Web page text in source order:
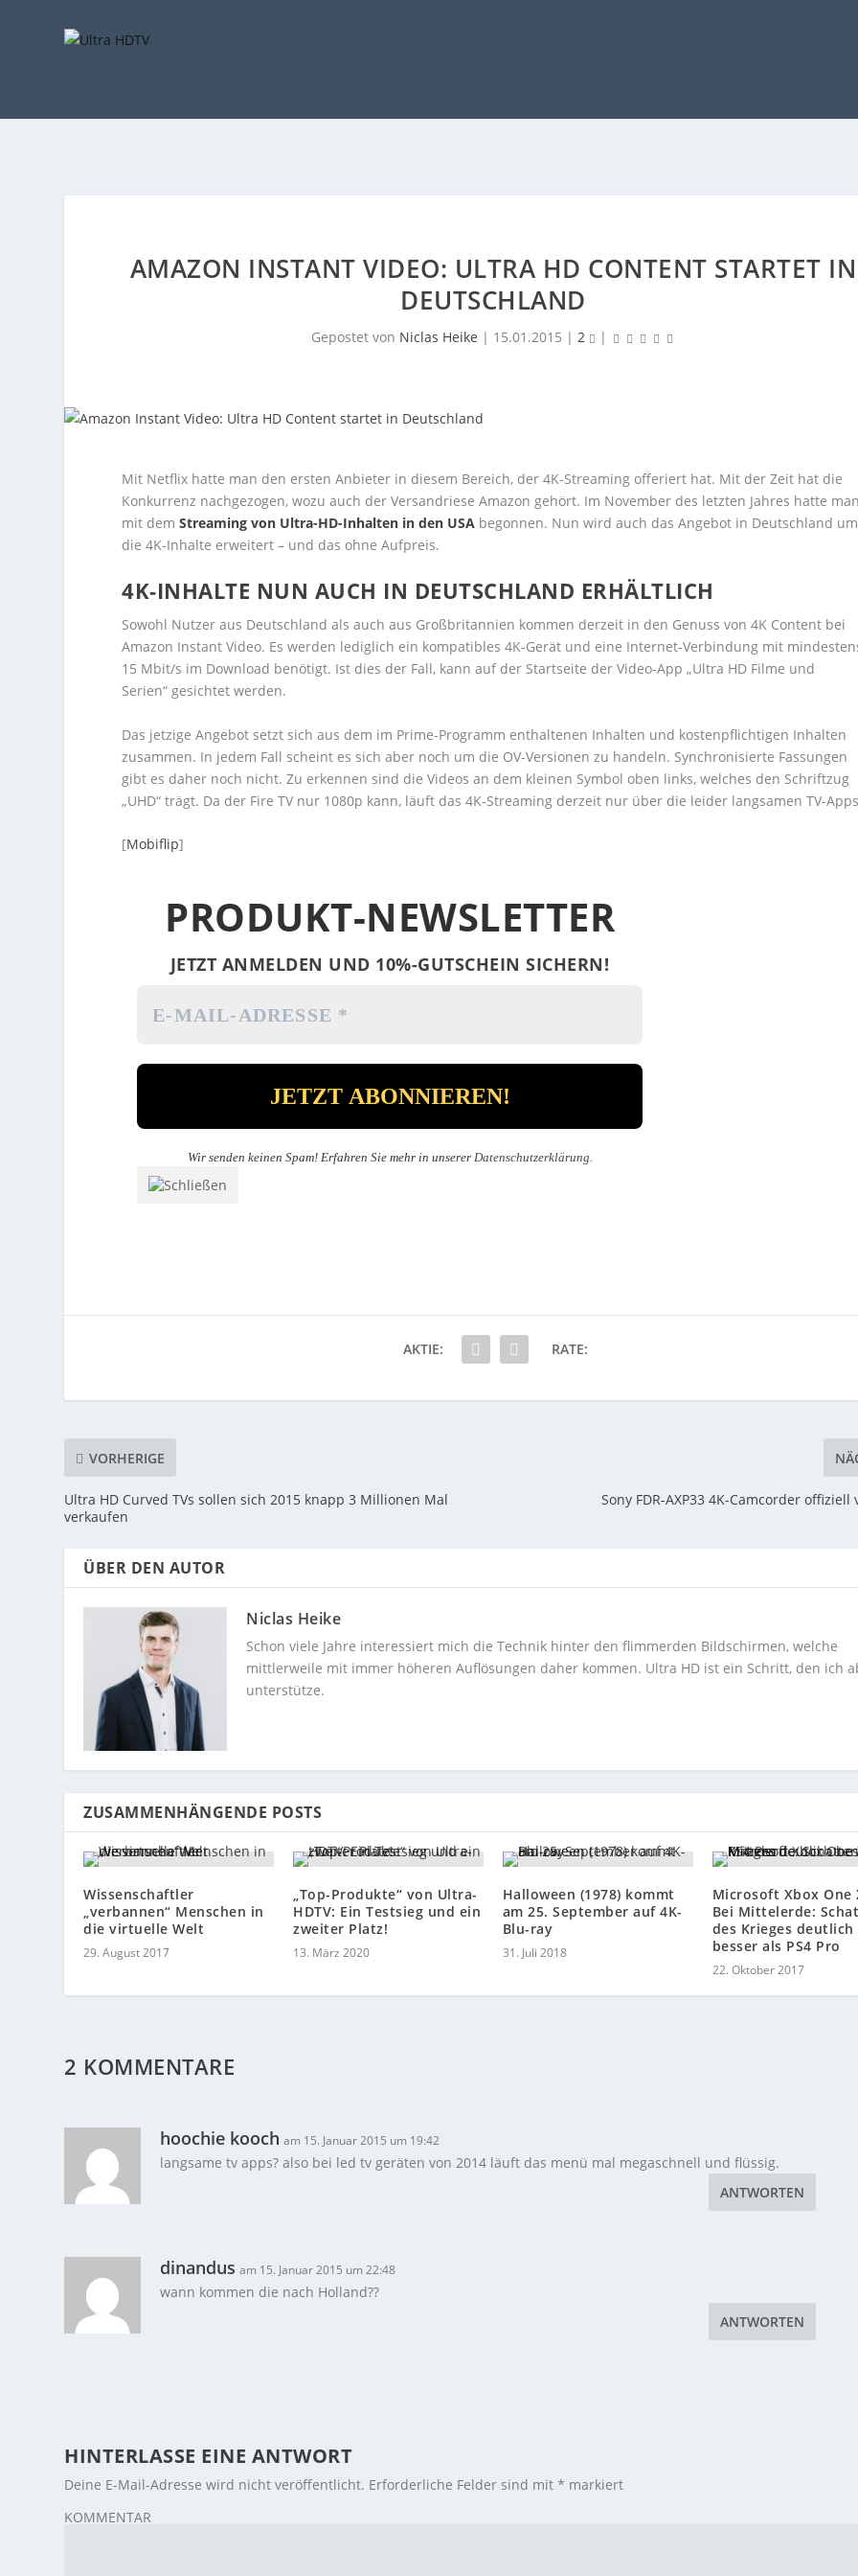
AMAZON INSTANT VIDEO: ULTRA HD CONTENT STARTET IN
DEUTSCHLAND
Gepostet von Niclas Heike | 15.01.2015 |2 |
Mit Netflix hatte man den ersten Anbieter in diesem Bereich, der 4K-Streaming offeriert hat. Mit der Zeit hat die
Konkurrenz nachgezogen, wozu auch der Versandriese Amazon gehört. Im November des letzten Jahres hatte man
mit demStreaming von Ultra-HD-Inhalten in den USA begonnen. Nun wird auch das Angebot in Deutschland um
die 4K-Inhalte erweitert – und das ohne Aufpreis.
4K-INHALTE NUN AUCH IN DEUTSCHLAND ERHÄLTLICH
Sowohl Nutzer aus Deutschland als auch aus Großbritannien kommen derzeit in den Genuss von 4K Content bei
Amazon Instant Video. Es werden lediglich ein kompatibles 4K-Gerät und eine Internet-Verbindung mit
15 Mbit/s im Download benötigt. Ist dies der Fall, kann auf der Startseite der Video-App „Ultra HD Filme und
Serien“ gesichtet werden.
Das jetzige Angebot setzt sich aus dem im Prime-Programm enthaltenen Inhalten und kostenpflichtigen Inhalten
zusammen. In jedem Fall scheint es sich aber noch um die OV-Versionen zu handeln. Synchronisierte Fassungen
gibt es daher noch nicht. Zu erkennen sind die Videos an dem kleinen Symbol oben links, welches den Schriftzug
„UHD“ trägt. Da der Fire TV nur 1080p kann, läuft das 4K-Streaming derzeit nur über die leider langsamen TV-
[Mobiflip]
PRODUKT-NEWSLETTER
JETZT ANMELDEN UND 10%-GUTSCHEIN SICHERN!
Wir senden keinen Spam! Erfahren Sie mehr in unserer Datenschutzerklärung.
AKTIE: RATE:
VORHERIGE
Ultra HD Curved TVs sollen sich 2015 knapp 3 Millionen Mal
verkaufen
Sony FDR-AXP33 4K-Camcorder
ÜBER DEN AUTOR
Niclas Heike
Schon viele Jahre interessiert mich die Technik hinter den flimmerden Bildschirmen, welche
mittlerweile mit immer höheren Auflösungen daher kommen. Ultra HD ist ein Schritt, den ich
unterstütze.
ZUSAMMENHÄNGENDE POSTS
Wissenschaftler
„verbannen“ Menschen in
die virtuelle Welt
29. August 2017
„Top-Produkte“ von Ultra-
HDTV: Ein Testsieg und ein
zweiter Platz!
13. März 2020
Halloween (1978) kommt
am 25. September auf 4K-
Blu-ray
31. Juli 2018
Microsoft Xbox One
Bei Mittelerde:
des Krieges deutlich
besser als PS4 Pro
22. Oktober 2017
2 KOMMENTARE
hoochie kooch am 15. Januar 2015 um 19:42
langsame tv apps? also bei led tv geräten von 2014 läuft das menü mal megaschnell und flüssig.
ANTWORTEN
dinandus am 15. Januar 2015 um 22:48
wann kommen die nach Holland??
ANTWORTEN
HINTERLASSE EINE ANTWORT
Deine E-Mail-Adresse wird nicht veröffentlicht. Erforderliche Felder sind mit* markiert
KOMMENTAR